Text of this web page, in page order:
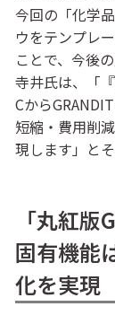
今回の「化学
ウをテンプレ
ことで、今後
寺井氏は、「
Cから
短縮・費用削
現します」と
「丸紅
固有機能
化を実現